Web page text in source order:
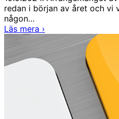
redan i början av året och vi
någon…
Läs mera Vad
oss?
›